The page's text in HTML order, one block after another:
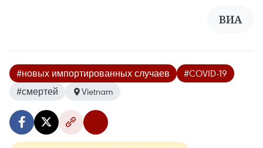
ВИА
#новых импортированных случаев
#COVID-19
#смертей
Vietnam